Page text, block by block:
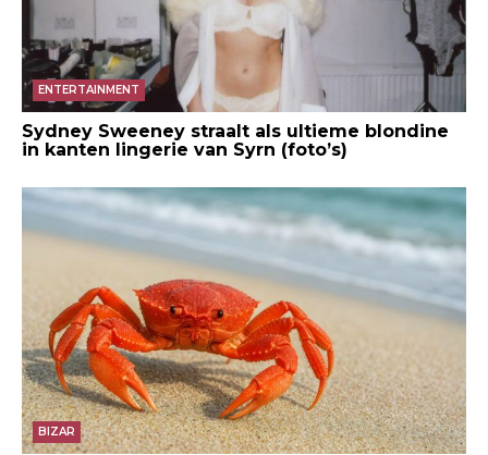
ENTERTAINMENT
Sydney Sweeney straalt als ultieme blondine
in kanten lingerie van Syrn (foto’s)
BIZAR